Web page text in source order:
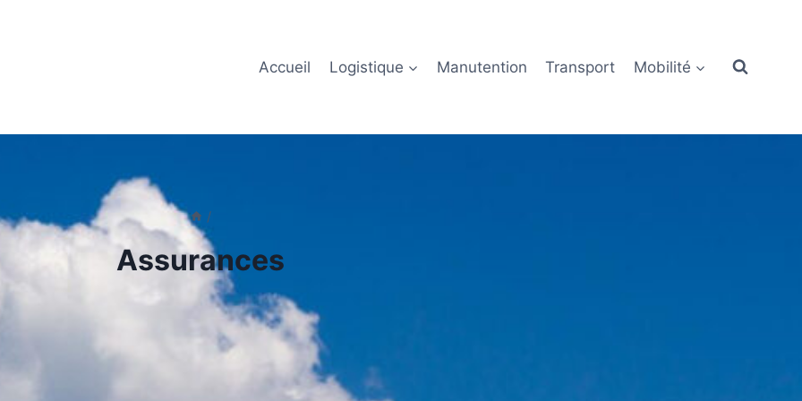
Accueil Logistique Manutention Transport Mobilité
/
Assurances